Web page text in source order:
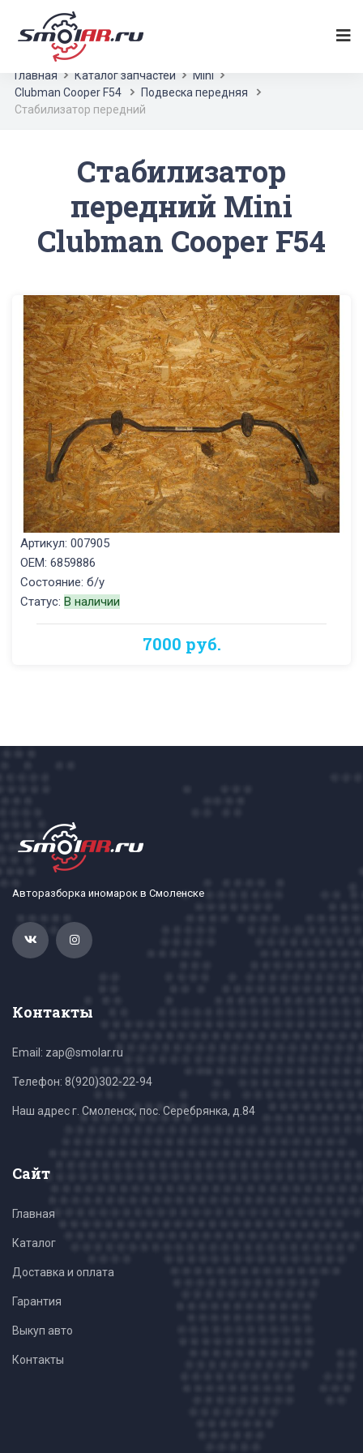
Главная Каталог запчастей
Mini
Clubman Cooper F54
Подвеска передняя
Стабилизатор передний
Стабилизатор
передний Mini
Clubman Cooper F54
Артикул: 007905
OEM: 6859886
Состояние: б/у
Статус: В наличии
7000 руб.
Авторазборка иномарок в Смоленске
Контакты
Email: zap@smolar.ru
Телефон: 8(920)302-22-94
Наш адрес г. Смоленск, пос. Серебрянка, д.84
Сайт
Главная
Каталог
Доставка и оплата
Гарантия
Выкуп авто
Контакты